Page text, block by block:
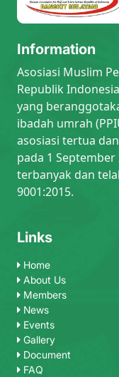
Information
Asosiasi Muslim
Republik
yang
ibadah umrah
asosiasi tertua
pada 1
terbanyak dan
9001:2015.
Links
Home
About Us
Members
News
Events
Gallery
Document
FAQ